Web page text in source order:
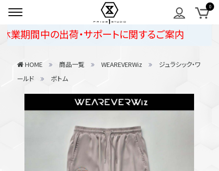
間中の出荷・サポートに関するご案内
HOME 商品一覧 WEAREVERWiz
ジュラシック・ワ
ールド
ボトム